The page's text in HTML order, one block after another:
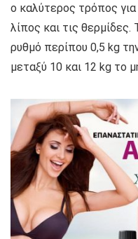
ο καλύτερος τρόπος
λίπος και τις
ρυθμό περίπου 0,5 kg
μεταξύ 10 και 12 kg το